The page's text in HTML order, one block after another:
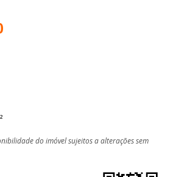
do imóvel sujeitos a alterações sem